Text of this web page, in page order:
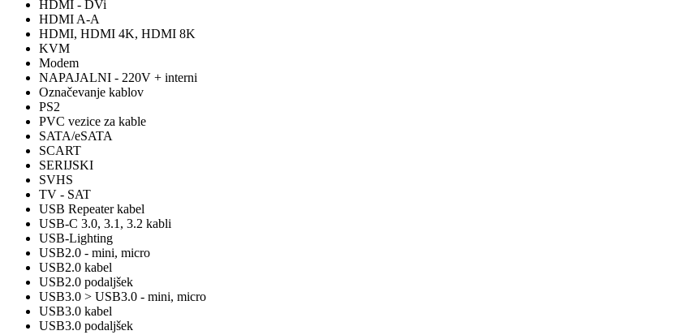
HDMI - DVi
HDMI A-A
HDMI, HDMI 4K, HDMI 8K
KVM
Modem
NAPAJALNI - 220V + interni
Označevanje kablov
PS2
PVC vezice za kable
SATA/eSATA
SCART
SERIJSKI
SVHS
TV - SAT
USB Repeater kabel
USB-C 3.0, 3.1, 3.2 kabli
USB-Lighting
USB2.0 - mini, micro
USB2.0 kabel
USB2.0 podaljšek
USB3.0 > USB3.0 - mini, micro
USB3.0 kabel
USB3.0 podaljšek